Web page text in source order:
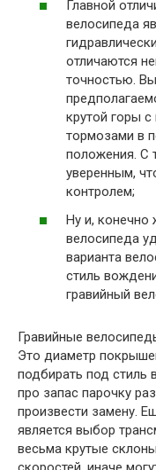
Главной
велосипеда
отличаются
точностью.
крутой горы
тормозами в
положения. С
уверенным,
контролем;
Ну и, конечно
велосипеда
варианта
стиль
гравийный
Гравийные
Это диаметр
подбирать под стиль
про запас парочку
произвести замену.
является выбор
весьма крутые